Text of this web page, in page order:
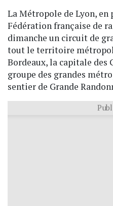
La Métropole de Lyon, en
Fédération française de
dimanche un circuit de
tout le territoire
Bordeaux, la capitale des
groupe des grandes
sentier de Grande